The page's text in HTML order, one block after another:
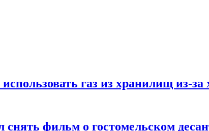
газ из хранилищ из-за
фильм о гостомельском